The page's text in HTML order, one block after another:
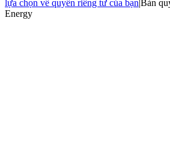
lựa chọn về quyền riêng tư của bạn|Bản
Energy